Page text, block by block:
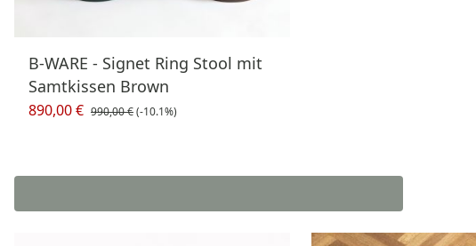
B-WARE - Signet Ring Stool mit
Samtkissen Brown
890,00 € 990,00 €(-10.1%)